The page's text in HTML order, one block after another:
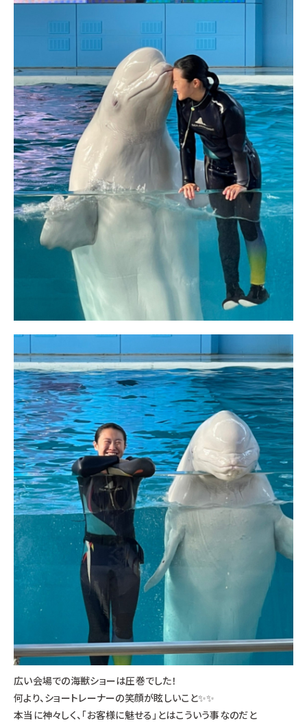
広い会場での海獣ショーは圧巻でした！
何より、ショートレーナーの笑顔が眩しいこと✨✨
本当に神々しく、「お客様に魅せる」とはこういう事なのだと